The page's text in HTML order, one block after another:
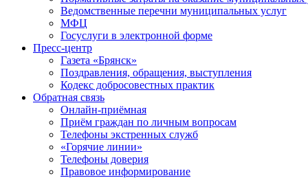
Ведомственные перечни муниципальных услуг
МФЦ
Госуслуги в электронной форме
Пресс-центр
Газета «Брянск»
Поздравления, обращения, выступления
Кодекс добросовестных практик
Обратная связь
Онлайн-приёмная
Приём граждан по личным вопросам
Телефоны экстренных служб
«Горячие линии»
Телефоны доверия
Правовое информирование